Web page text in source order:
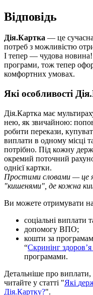
Відповідь
Дія.Картка — це сучасн
потреб з можливістю отр
І тепер — чудова новина!
програми, тож тепер офо
комфортних умовах.
Які особливості Дія.
Дія.Картка має мультирах
нею, як звичайною: попо
робити перекази, купуват
виплати в одному місці т
потрібно. Під кожну держ
окремий поточний рахун
однієї картки.
Простими словами — це
"кишенями" де кожна ки
Ви можете отримувати на
соціальні виплати т
допомогу ВПО;
кошти за програмам
“Скринінг здоровʼя
програмами.
Детальніше про виплати,
читайте у статті "Які дер
Дія.Картку?".